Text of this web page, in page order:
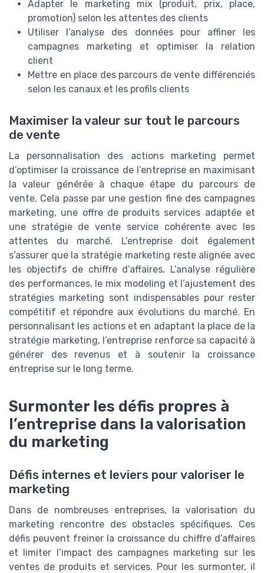
Adapter le marketing mix (produit, prix, place,
promotion) selon les attentes des clients
Utiliser l’analyse des données pour affiner les
campagnes marketing et optimiser la relation
client
Mettre en place des parcours de vente différenciés
selon les canaux et les profils clients
Maximiser la valeur sur tout le parcours
de vente
La personnalisation des actions marketing permet
d’optimiser la croissance de l’entreprise en maximisant
la valeur générée à chaque étape du parcours de
vente. Cela passe par une gestion fine des campagnes
marketing, une offre de produits services adaptée et
une stratégie de vente service cohérente avec les
attentes du marché. L’entreprise doit également
s’assurer que la stratégie marketing reste alignée avec
les objectifs de chiffre d’affaires. L’analyse régulière
des performances, le mix modeling et l’ajustement des
stratégies marketing sont indispensables pour rester
compétitif et répondre aux évolutions du marché. En
personnalisant les actions et en adaptant la place de la
stratégie marketing, l’entreprise renforce sa capacité à
générer des revenus et à soutenir la croissance
entreprise sur le long terme.
Surmonter les défis propres à
l’entreprise dans la valorisation
du marketing
Défis internes et leviers pour valoriser le
marketing
Dans de nombreuses entreprises, la valorisation du
marketing rencontre des obstacles spécifiques. Ces
défis peuvent freiner la croissance du chiffre d’affaires
et limiter l’impact des campagnes marketing sur les
ventes de produits et services. Pour les surmonter, il